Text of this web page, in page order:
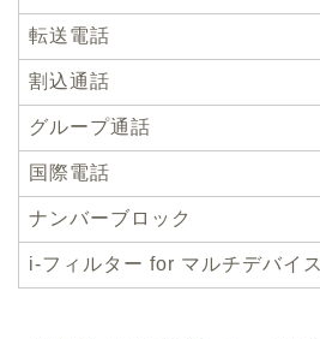
転送電話
割込通話
グループ通話
国際電話
ナンバーブロック
i-フィルター for マルチデバイス